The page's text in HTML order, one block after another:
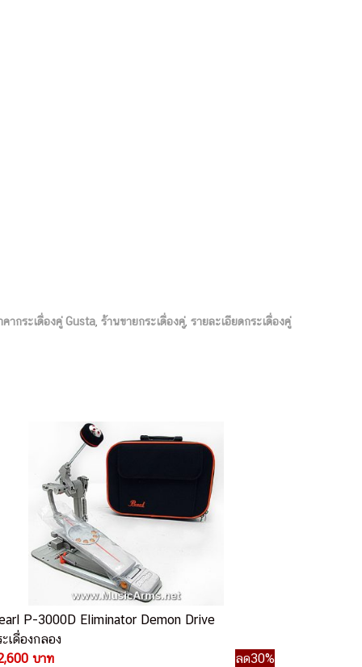
คากระเดื่องคู่ Gusta, ร้านขายกระเดื่องคู่, รายละเอียดกระเดื่องคู่
P-3000D Eliminator Demon Drive
เดื่องกลอง
บาท
ลด30%